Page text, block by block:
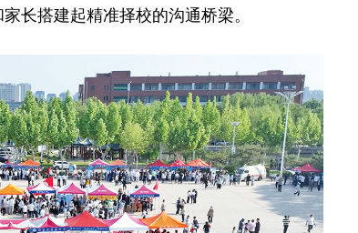
长搭建起精准择校的沟通桥梁。